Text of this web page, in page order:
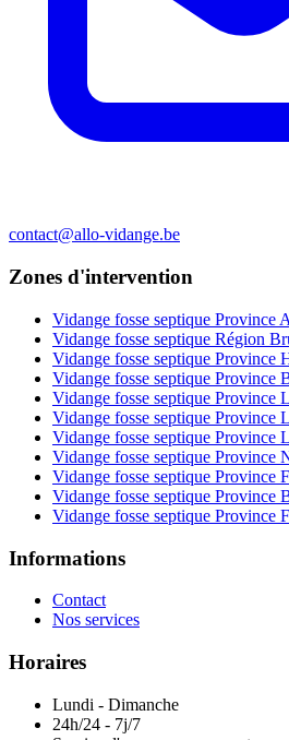
contact@allo-vidange.be
Zones d'intervention
Vidange fosse septique Province
Vidange fosse septique Région
Vidange fosse septique Province
Vidange fosse septique Province
Vidange fosse septique Province
Vidange fosse septique Province
Vidange fosse septique Province
Vidange fosse septique Province
Vidange fosse septique Province
Vidange fosse septique Province
Vidange fosse septique Province
Informations
Contact
Nos services
Horaires
Lundi - Dimanche
24h/24 - 7j/7